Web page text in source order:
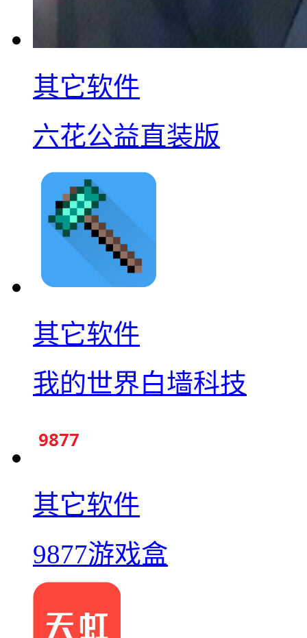
其它软件
六花公益直装版
其它软件
我的世界白墙科技
其它软件
9877游戏盒